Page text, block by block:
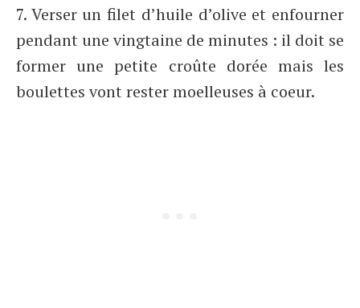
7. Verser un filet d’huile d’olive et enfourner
pendant une vingtaine de minutes : il doit se
former une petite croûte dorée mais les
boulettes vont rester moelleuses à coeur.